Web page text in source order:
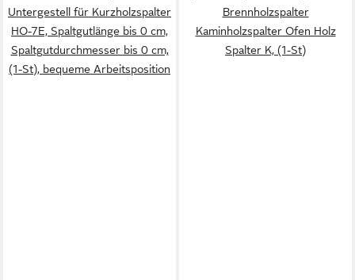
Untergestell für Kurzholzspalter
HO-7E, Spaltgutlänge bis 0 cm,
Spaltgutdurchmesser bis 0 cm,
(1-St), bequeme Arbeitsposition
Brennholzspalter
Kaminholzspalter Ofen Holz
Spalter K, (1-St)